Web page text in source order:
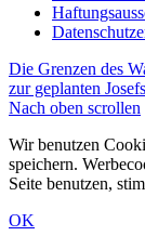
Die Grenzen des
zur geplanten
Nach oben scrollen
Wir benutzen
speichern.
Seite benutzen,
OK